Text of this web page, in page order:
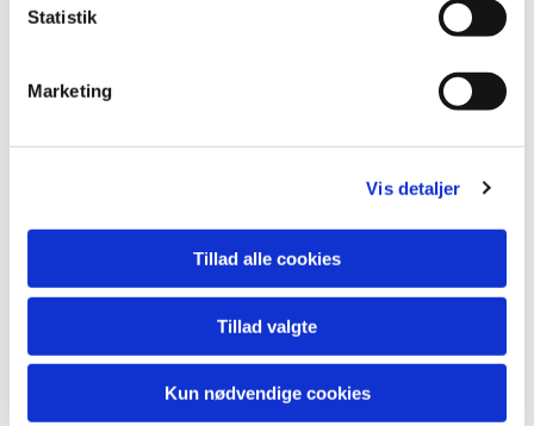
Statistik
Marketing
Vis detaljer
Tillad alle cookies
Tillad valgte
Kun nødvendige cookies